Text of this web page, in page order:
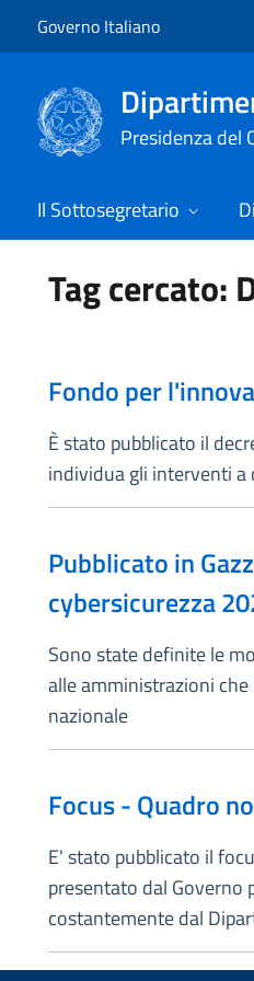
Governo Italiano
Presidenza del
Il Sottosegretario
Tag cercato:
Fondo per
È stato pubblicato il
individua gli interventi a
Pubblicato in
cybersicurezza
Sono state definite le
alle amministrazioni
nazionale
Focus - Quadro
E' stato pubblicato il
presentato dal Governo
costantemente dal